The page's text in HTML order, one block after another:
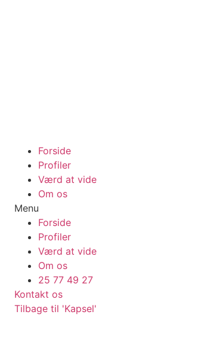
Forside
Profiler
Værd at vide
Om os
Menu
Forside
Profiler
Værd at vide
Om os
25 77 49 27
Kontakt os
Tilbage til 'Kapsel'